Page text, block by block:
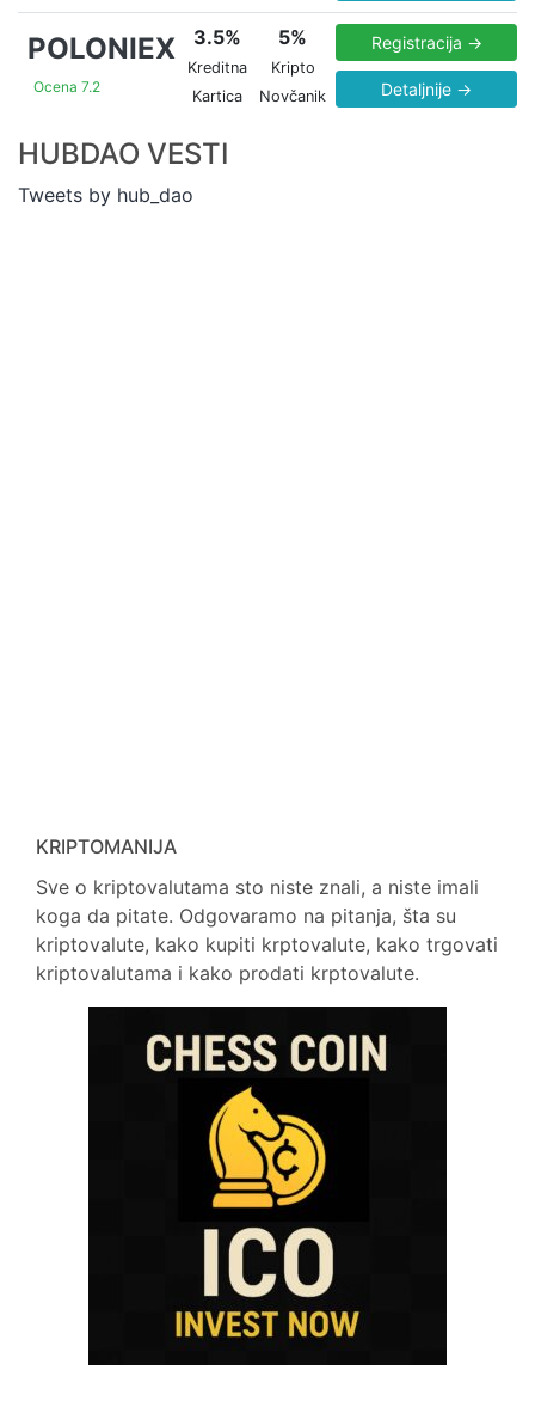
POLONIEX
Ocena 7.2
3.5%
Kreditna
Kartica
5%
Kripto
Novčanik
Registracija →
Detaljnije →
HUBDAO VESTI
Tweets by hub_dao
KRIPTOMANIJA
Sve o kriptovalutama sto niste znali, a niste imali
koga da pitate. Odgovaramo na pitanja, šta su
kriptovalute, kako kupiti krptovalute, kako trgovati
kriptovalutama i kako prodati krptovalute.